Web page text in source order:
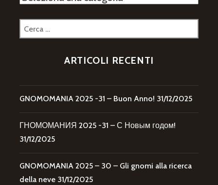
Ricerca
per:
ARTICOLI RECENTI
GNOMOMANIA 2025 -31 – Buon Anno! 31/12/2025
ГНОМОМАНИЯ 2025 -31 – С Новым годом!
31/12/2025
GNOMOMANIA 2025 – 30 – Gli gnomi alla ricerca
della neve 31/12/2025